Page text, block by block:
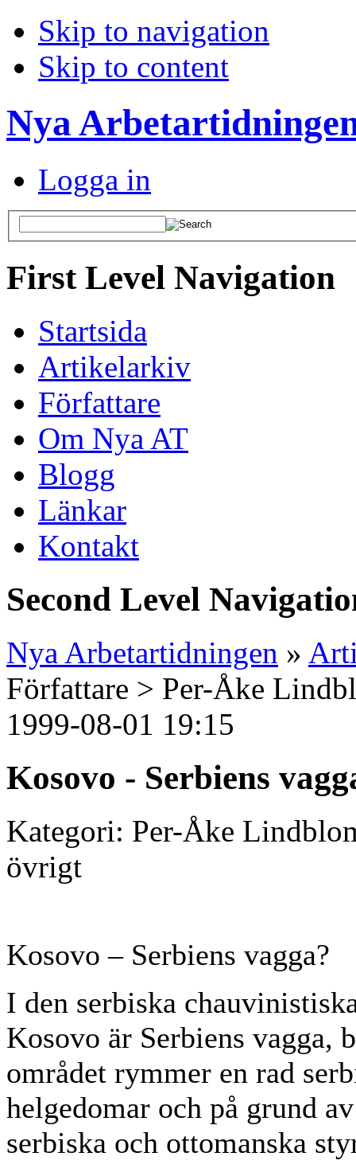
Skip to navigation
Skip to content
Nya
Logga in
First Level Navigation
Startsida
Artikelarkiv
Författare
Om Nya AT
Blogg
Länkar
Kontakt
Second Level
Nya Arbetartidningen »
Författare > Per-Åke
1999-08-01 19:15
Kosovo - Serbiens
Kategori: Per-Åke
övrigt
Kosovo – Serbiens vagga?
I den serbiska
Kosovo är Serbiens vagga,
området rymmer en rad
helgedomar och på grund
serbiska och ottomanska